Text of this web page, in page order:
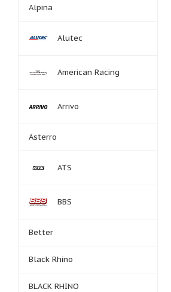
Alpina
Alutec
American Racing
Arrivo
Asterro
ATS
BBS
Better
Black Rhino
BLACK RHINO